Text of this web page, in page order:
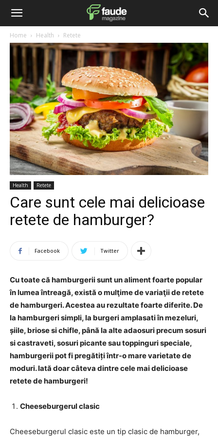
Home Health Retete
Health Retete
Care sunt cele mai delicioase
retete de hamburger?
Facebook Twitter
Cu toate că hamburgerii sunt un aliment foarte popular
în lumea întreagă, există o mulţime de variaţii de retete
de hamburgeri. Acestea au rezultate foarte diferite. De
la hamburgeri simpli, la burgeri amplasati în mezeluri,
șiile, briose si chifle, până la alte adaosuri precum sosuri
si castraveti, sosuri picante sau toppinguri speciale,
hamburgerii pot fi pregătiți într-o mare varietate de
moduri. Iată doar câteva dintre cele mai delicioase
retete de hamburgeri!
Cheeseburgerul clasic
Cheeseburgerul clasic este un tip clasic de hamburger,